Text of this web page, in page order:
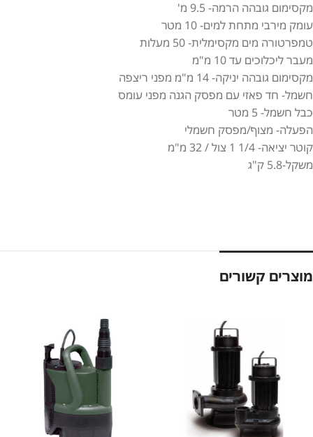
מקסימום גובהה הרמה- 9.5 מ'
עומק מירבי מתחת למים- 10 מטר
טמפרטורה מים מקסימלית- 50 מעלות
מעבר ליכלוכים עד 10 מ"מ
מקסימום גובהה יניקה- 14 מ"מ מפני ריצפה
חשמל- חד פאזי עם מפסק הגנה מפני עומס
כבל חשמל- 5 מטר
הפעלה- מצוף/מפסק חשמלי
קוטר יציאה- 1/4 1 צול / 32 מ"מ
משקל-5.8 ק"ג
מוצרים קשורים